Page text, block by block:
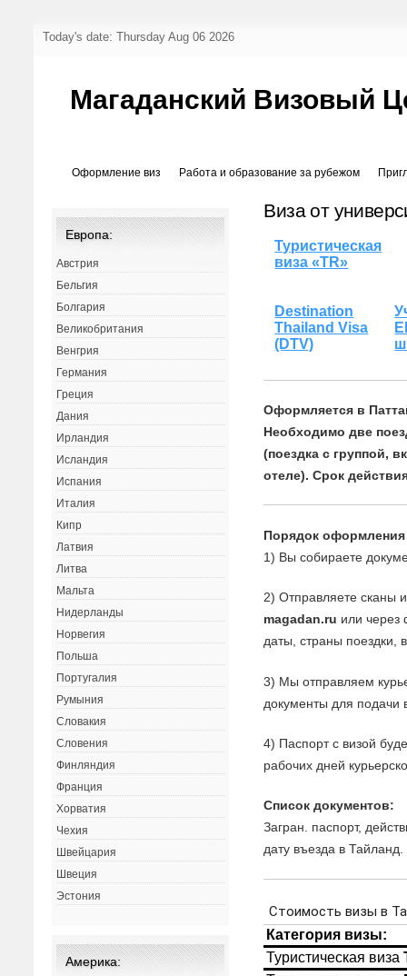
Today's date: Thursday Aug 06 2026
Магаданский Визовый
Оформление виз Работа и образование за рубежом
Виза от
Туристическая
виза «TR»
Destination
Thailand Visa
(DTV)
Оформляется в
Необходимо две
(поездка с группой,
отеле). Срок
Порядок
1) Вы собираете
2) Отправляете сканы
magadan.ru или через
даты, страны поездки,
3) Мы отправляем
документы для подачи
4) Паспорт с визой
рабочих дней
Список документов:
Загран. паспорт,
дату въезда в Тайланд.
Европа:
Австрия
Бельгия
Болгария
Великобритания
Венгрия
Германия
Греция
Дания
Ирландия
Исландия
Испания
Италия
Кипр
Латвия
Литва
Мальта
Нидерланды
Норвегия
Польша
Португалия
Румыния
Словакия
Словения
Финляндия
Франция
Хорватия
Чехия
Швейцария
Швеция
Эстония
Америка: